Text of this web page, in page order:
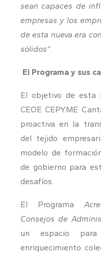
sean capaces de
empresas y los
de esta nueva era
sólidos”.
El Programa y sus
El objetivo de esta
CEOE CEPYME
proactiva en la
del tejido
modelo de
de gobierno para
desafíos.
El Programa
Consejos de
un espacio
enriquecimiento